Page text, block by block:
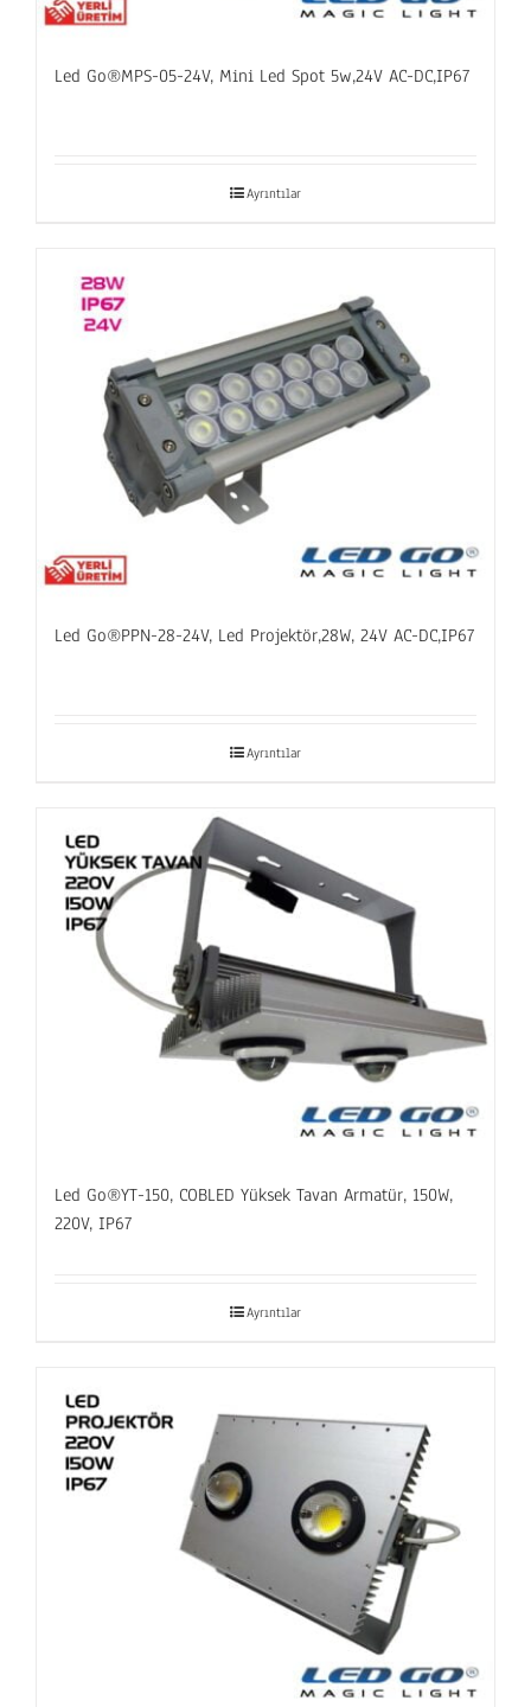
Led Go®MPS-05-24V, Mini Led Spot 5w,24V AC-DC,IP67
Ayrıntılar
Led Go®PPN-28-24V, Led Projektör,28W, 24V AC-DC,IP67
Ayrıntılar
Led Go®YT-150, COBLED Yüksek Tavan Armatür, 150W,
220V, IP67
Ayrıntılar